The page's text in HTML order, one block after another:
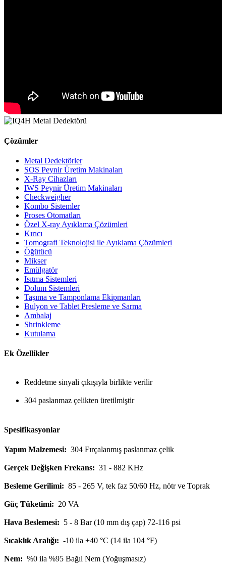
Çözümler
Metal Dedektörler
SOS Peynir Üretim Makinaları
X-Ray Cihazları
IWS Peynir Üretim Makinaları
Checkweigher
Kombo Sistemler
Proses Otomatları
Özel X-ray Ayıklama Çözümleri
Kırıcı
Tomografi Teknolojisi ile Ayıklama Çözümleri
Öğütücü
Mikser
Emülgatör
Isıtma Sistemleri
Dolum Sistemleri
Taşıma ve Tamponlama Ekipmanları
Bulyon ve Tablet Presleme ve Sarma
Ambalaj
Shrinkleme
Kutulama
Ek Özellikler
Reddetme sinyali çıkışıyla birlikte verilir
304 paslanmaz çelikten üretilmiştir
Spesifikasyonlar
Yapım Malzemesi: 304 Fırçalanmış paslanmaz çelik
Gerçek Değişken Frekans: 31 - 882 KHz
Besleme Gerilimi: 85 - 265 V, tek faz 50/60 Hz, nötr ve Toprak
Güç Tüketimi: 20 VA
Hava Beslemesi: 5 - 8 Bar (10 mm dış çap) 72-116 psi
Sıcaklık Aralığı: -10 ila +40 °C (14 ila 104 °F)
Nem: %0 ila %95 Bağıl Nem (Yoğuşmasız)